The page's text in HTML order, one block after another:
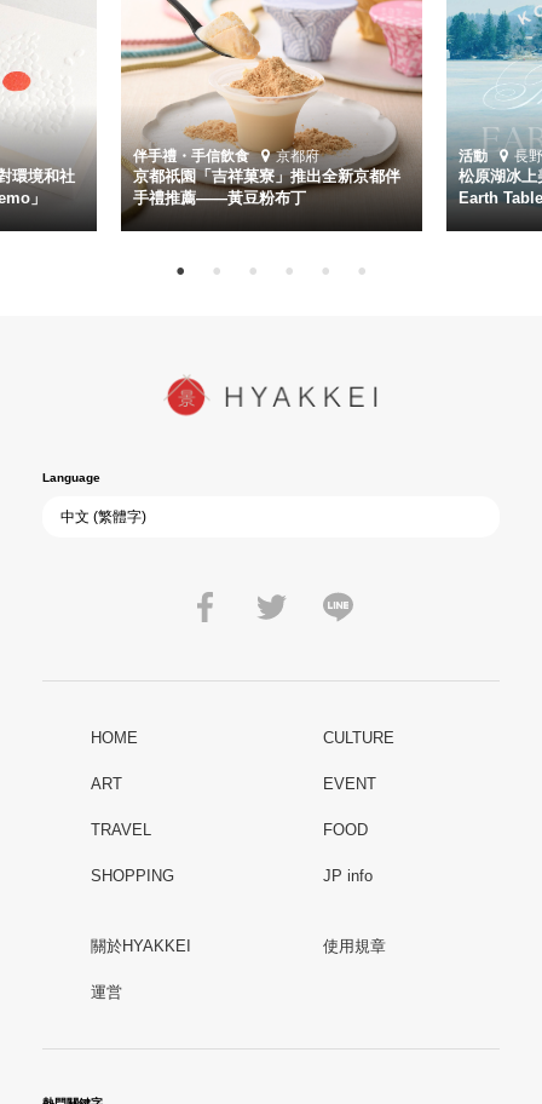
環境和社
」
伴手禮・手信飲食 京都府
京都祇園「吉祥菓寮」推出全新京都伴
手禮推薦——黃豆粉布丁
活動 長
松原湖冰
Earth
Language
HOME CULTURE
ART EVENT
TRAVEL FOOD
SHOPPING JP info
關於HYAKKEI 使用規章
運営